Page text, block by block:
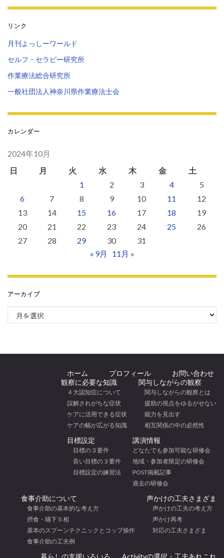
リンク
月刊よっしーワールド
セルフ・セラピー研究所
作業療法総合研究所
一般社団法人神奈川県作業療法士会
カレンダー
2024年10月
日
月 火 水 木 金
土
1
2 3 4
5
6
7 8 9 10 11
12
13
14 15 16 17 18
19
20
21 22 23 24 25
26
27
28 29 30
31
« 9月
11月 »
アーカイブ
アーカイブ
ホーム プロフィール
お問い合わせ
観察に必要な知識
４大認知症について
誤解されがちな症状
ケアに活用できる症状
ケアの幅が広がる知識
関与しながらの観察
関与しながらの観察とは
援助の視点をゆるがせない
能力を見出す
相互関係の中の必然性
目標設定
目標の３要件
良い目標の３要件
目標設定の練習法
講演情報
どなたでも参加可能な研修会
地域・参加者限定の研修会
POST掲載記事
過去の研修会
食事介助について
食事介助の基本的な考え方
摂食・嚥下５相
基本のスプーンテクニックとコップ操作
食事介助の工夫例
声かけの工夫さまざま
声かけの工夫の考え方
声かけ再考
対応の工夫さまざま
暮らしの支援いろいろ Activityの選択・工夫あれこれ